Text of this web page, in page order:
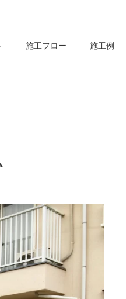
施工フロー 施工例